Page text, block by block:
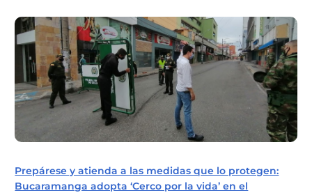
Prepárese y atienda a las medidas que lo protegen:
Bucaramanga adopta ‘Cerco por la vida’ en el